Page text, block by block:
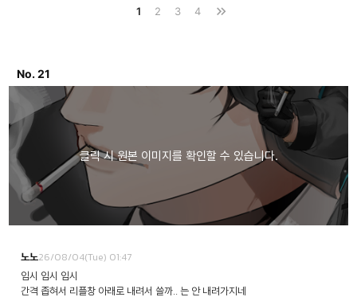
1 2 3 4 keyboard_double_arrow_right
No. 21
노노26/08/04(Tue) 01:47
임시 임시 임시
간격 좁혀서 리플창 아래로 내려서 쓸까.. 는 안 내려가지네